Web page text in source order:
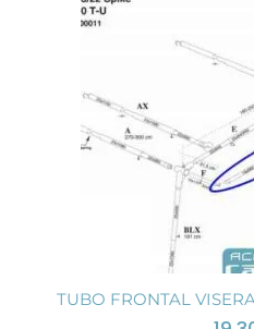
TUBO FRONTAL